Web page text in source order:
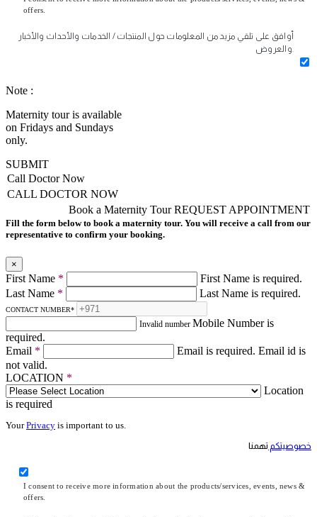
offers.
أوافق على تلقي مزيد من المعلومات حول المنتجات / الخدمات والأحداث والأخبار
والعروض.
Note :
Maternity tour is available
on Fridays and Sundays
only.
SUBMIT
Call Doctor Now
CALL DOCTOR NOW
REQUEST APPOINTMENT
Book a Maternity Tour
Fill the form below to book a maternity tour. You will receive a call from our
representative to confirm your booking.
×
First Name *
First Name is required.
Last Name * Last Name is required.
CONTACT NUMBER*
Invalid number Mobile Number is
required.
Email * Email is required. Email id is
not valid.
LOCATION *
Location
is required
YourPrivacy is important to us.
خصوصيتكم تهمنا
I consent to receive more information about the products/services, events, news &
offers.